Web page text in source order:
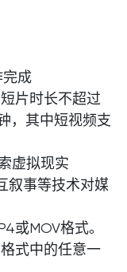
完成
片时长不超过
，其中短视频支
虚拟现实
叙事等技术对媒
或MOV格式。
式中的任意一